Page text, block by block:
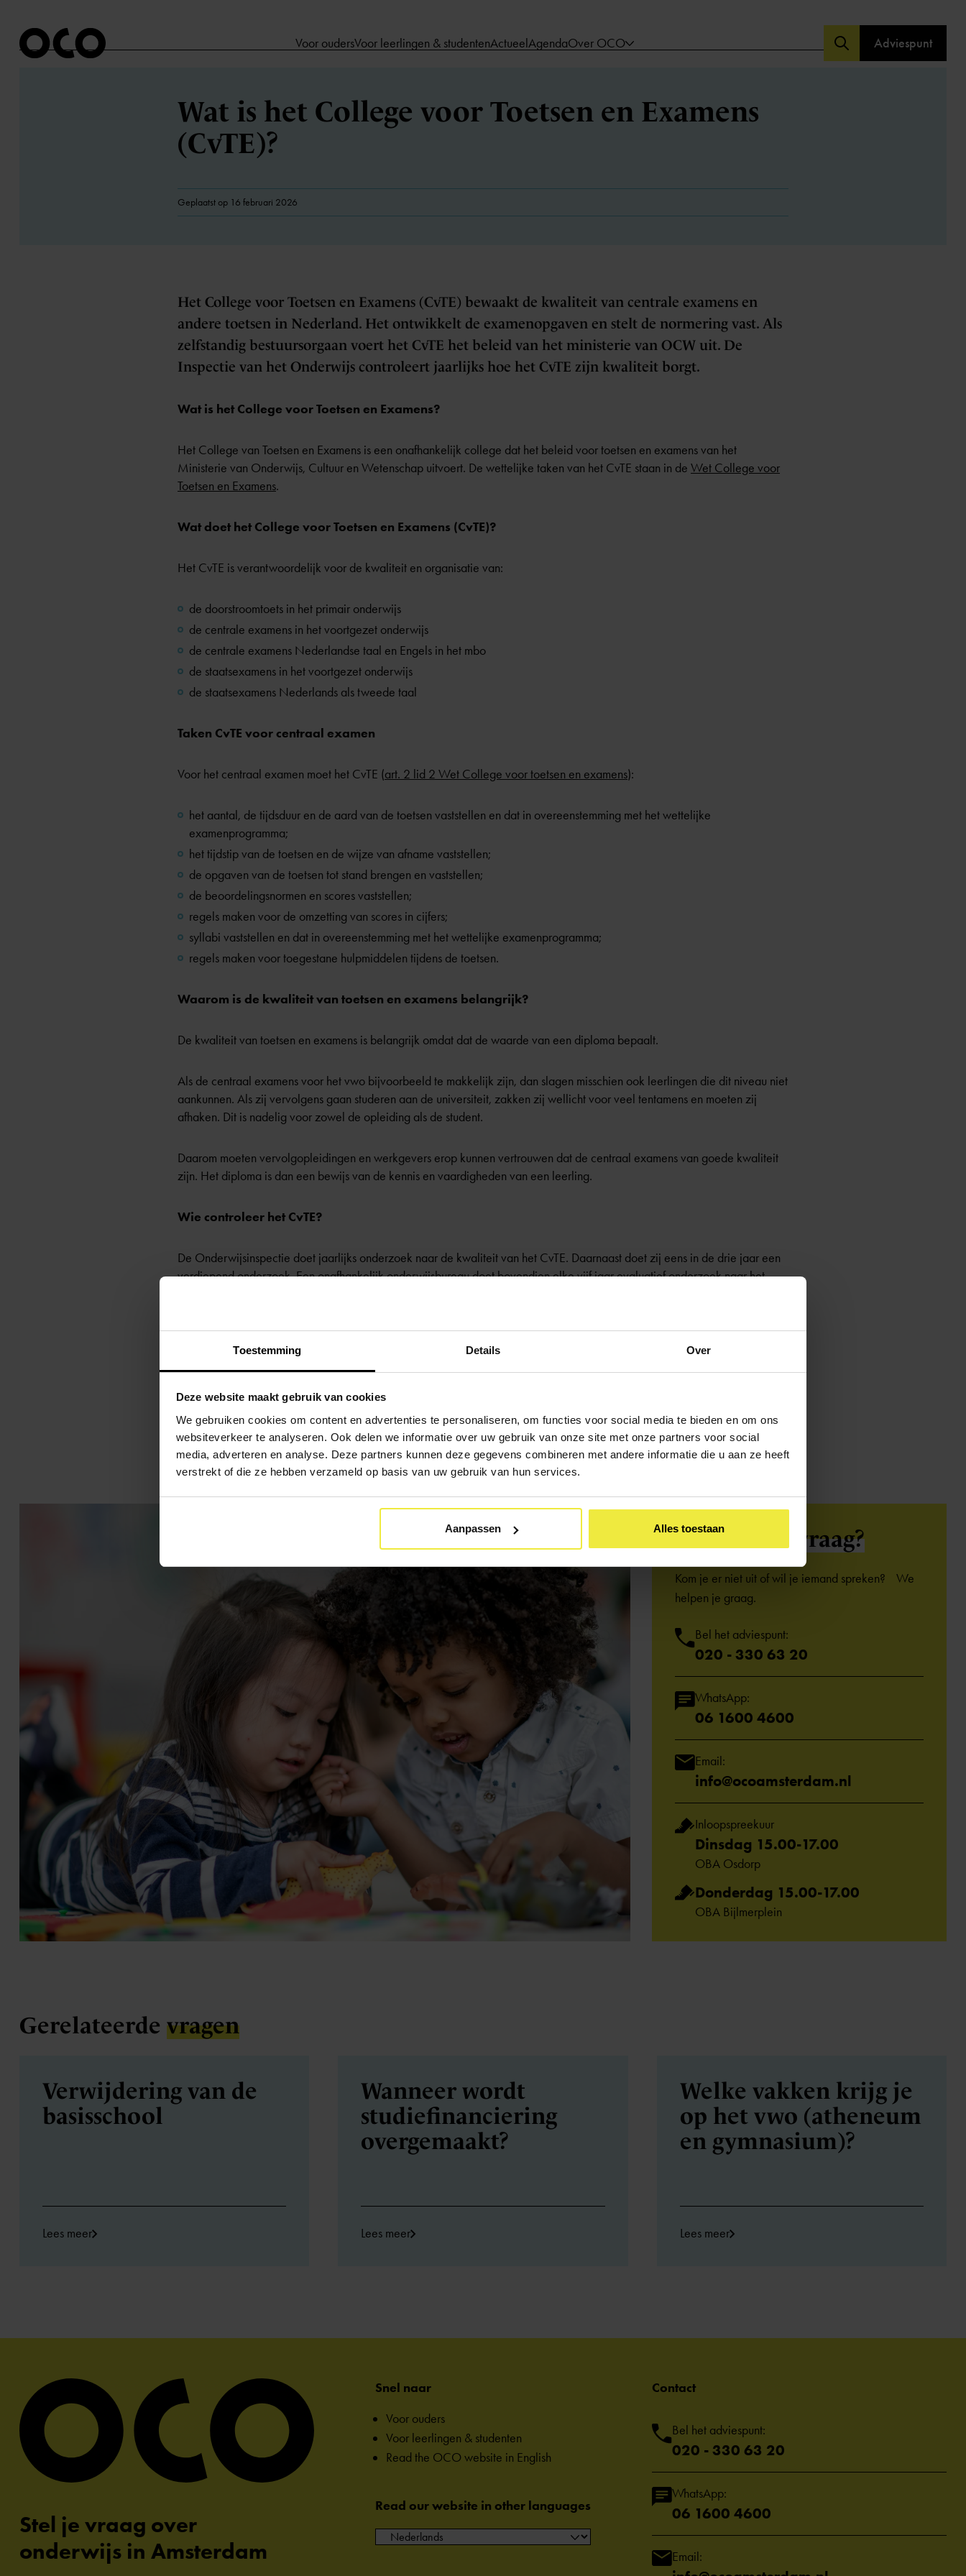
Toestemming Details Over
Deze website maakt gebruik van cookies
We gebruiken cookies om content en advertenties te personaliseren, om functies voor social media te bieden en om ons
websiteverkeer te analyseren. Ook delen we informatie over uw gebruik van onze site met onze partners voor social
media, adverteren en analyse. Deze partners kunnen deze gegevens combineren met andere informatie die u aan ze heeft
verstrekt of die ze hebben verzameld op basis van uw gebruik van hun services.
Aanpassen Alles toestaan
Voor oudersVoor leerlingen & studentenActueelAgendaOver OCO Adviespunt
Wat is het College voor Toetsen en Examens
(CvTE)?
Geplaatst op 16 februari 2026
Het College voor Toetsen en Examens (CvTE) bewaakt de kwaliteit van centrale examens en
andere toetsen in Nederland. Het ontwikkelt de examenopgaven en stelt de normering vast. Als
zelfstandig bestuursorgaan voert het CvTE het beleid van het ministerie van OCW uit. De
Inspectie van het Onderwijs controleert jaarlijks hoe het CvTE zijn kwaliteit borgt.
Wat is het College voor Toetsen en Examens?
Het College van Toetsen en Examens is een onafhankelijk college dat het beleid voor toetsen en examens van het
Ministerie van Onderwijs, Cultuur en Wetenschap uitvoert. De wettelijke taken van het CvTE staan in de Wet College voor
Toetsen en Examens.
Wat doet het College voor Toetsen en Examens (CvTE)?
Het CvTE is verantwoordelijk voor de kwaliteit en organisatie van:
de doorstroomtoets in het primair onderwijs
de centrale examens in het voortgezet onderwijs
de centrale examens Nederlandse taal en Engels in het mbo
de staatsexamens in het voortgezet onderwijs
de staatsexamens Nederlands als tweede taal
Taken CvTE voor centraal examen
Voor het centraal examen moet het CvTE (art. 2 lid 2 Wet College voor toetsen en examens):
het aantal, de tijdsduur en de aard van de toetsen vaststellen en dat in overeenstemming met het wettelijke
examenprogramma;
het tijdstip van de toetsen en de wijze van afname vaststellen;
de opgaven van de toetsen tot stand brengen en vaststellen;
de beoordelingsnormen en scores vaststellen;
regels maken voor de omzetting van scores in cijfers;
syllabi vaststellen en dat in overeenstemming met het wettelijke examenprogramma;
regels maken voor toegestane hulpmiddelen tijdens de toetsen.
Waarom is de kwaliteit van toetsen en examens belangrijk?
De kwaliteit van toetsen en examens is belangrijk omdat dat de waarde van een diploma bepaalt.
Als de centraal examens voor het vwo bijvoorbeeld te makkelijk zijn, dan slagen misschien ook leerlingen die dit niveau niet
aankunnen. Als zij vervolgens gaan studeren aan de universiteit, zakken zij wellicht voor veel tentamens en moeten zij
afhaken. Dit is nadelig voor zowel de opleiding als de student.
Daarom moeten vervolgopleidingen en werkgevers erop kunnen vertrouwen dat de centraal examens van goede kwaliteit
zijn. Het diploma is dan een bewijs van de kennis en vaardigheden van een leerling.
Wie controleer het CvTE?
De Onderwijsinspectie doet jaarlijks onderzoek naar de kwaliteit van het CvTE. Daarnaast doet zij eens in de drie jaar een
verdiepend onderzoek. Een onafhankelijk onderwijsbureau doet bovendien elke vijf jaar evaluatief onderzoek naar het
Meer informatie hierover staat opde websitevan het College voor Toetsen en Examens.
Terug naar overzicht
Heb je een vraag?
Kom je er niet uit of wil je iemand spreken? We
helpen je graag.
Bel het adviespunt:
020 - 330 63 20
WhatsApp:
06 1600 4600
Email:
info@ocoamsterdam.nl
Inloopspreekuur
Dinsdag 15.00-17.00
OBA Osdorp
Donderdag 15.00-17.00
OBA Bijlmerplein
Gerelateerde vragen
Verwijdering van de
basisschool
Lees meer
Wanneer wordt
studiefinanciering
overgemaakt?
Lees meer
Welke vakken krijg je
op het vwo (atheneum
en gymnasium)?
Lees meer
Stel je vraag over
onderwijs in Amsterdam
Snel naar
Voor ouders
Voor leerlingen & studenten
Read the OCO website in English
Read our website in other languages
Contact
Bel het adviespunt:
020 - 330 63 20
WhatsApp:
06 1600 4600
Email: